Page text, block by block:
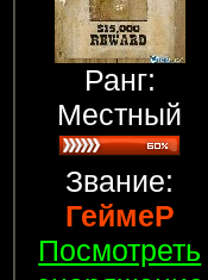
Ранг:
Местный
Звание:
ГеймеР
Посмотреть